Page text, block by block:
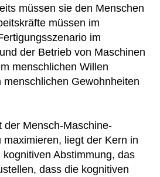
müssen sie den Menschen
müssen im
im
der Betrieb von Maschinen
menschlichen Willen
menschlichen Gewohnheiten
der Mensch-Maschine-
liegt der Kern in
Abstimmung, das
dass die kognitiven